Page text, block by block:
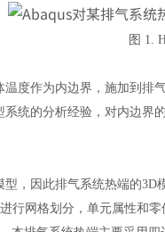
图 1.
温度作为内边界，施加到排
统的分析经验，对内边界
，因此排气系统热端的3D
进行网格划分，单元属性